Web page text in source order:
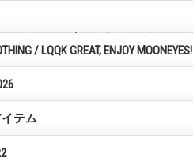
/ LQQK GREAT, ENJOY MOONEYES!
イテム